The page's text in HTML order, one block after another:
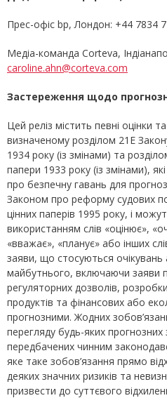
Прес-офіс bp, Лондон: +44 7834
Медіа-команда Corteva,
caroline.ahn@corteva.com
Застереження щодо
Цей реліз містить певні оцінки
визначеному розділом 21E
1934 року (із змінами) та
папери 1933 року (із змінами),
про безпечну гавань для
Законом про реформу судових
цінних паперів 1995 року, і
використанням слів «оцінює»,
«вважає», «планує» або інших
заяви, що стосуються
майбутнього, включаючи заяви
регуляторних дозволів,
продуктів та фінансових або
прогнозними. Жодних
перегляду будь-яких прогнозних
передбачених чинним
яке таке зобов’язання прямо
деяких значних ризиків та
призвести до суттєвого